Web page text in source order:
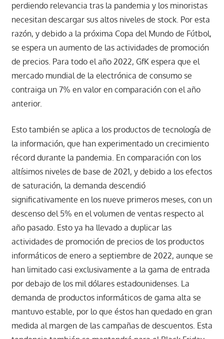
perdiendo relevancia tras la pandemia y los minoristas
necesitan descargar sus altos niveles de stock. Por esta
razón, y debido a la próxima Copa del Mundo de Fútbol,
se espera un aumento de las actividades de promoción
de precios. Para todo el año 2022, GfK espera que el
mercado mundial de la electrónica de consumo se
contraiga un 7% en valor en comparación con el año
anterior.
Esto también se aplica a los productos de tecnología de
la información, que han experimentado un crecimiento
récord durante la pandemia. En comparación con los
altísimos niveles de base de 2021, y debido a los efectos
de saturación, la demanda descendió
significativamente en los nueve primeros meses, con un
descenso del 5% en el volumen de ventas respecto al
año pasado. Esto ya ha llevado a duplicar las
actividades de promoción de precios de los productos
informáticos de enero a septiembre de 2022, aunque se
han limitado casi exclusivamente a la gama de entrada
por debajo de los mil dólares estadounidenses. La
demanda de productos informáticos de gama alta se
mantuvo estable, por lo que éstos han quedado en gran
medida al margen de las campañas de descuentos. Esta